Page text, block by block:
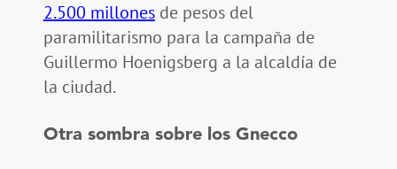
2.500 millonesde pesos del
paramilitarismo para la campaña de
Guillermo Hoenigsberg a la alcaldía de
la ciudad.
Otra sombra sobre los Gnecco